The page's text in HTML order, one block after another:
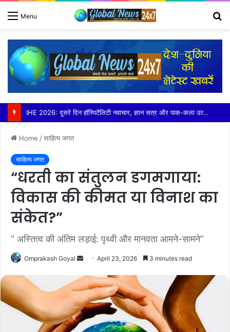
Menu
IHE 2026: दूसरे दिन हॉस्पिटैलिटी नवाचार, ज्ञान सत्र और पाक-कला उत्कृष्टता रही आकर्षण का केंद्र
Home /साहित्य जगत
साहित्य जगत
“धरती का संतुलन डगमगाया:
विकास की कीमत या विनाश का
संकेत?”
“ अस्तित्व की अंतिम लड़ाई: पृथ्वी और मानवता आमने-सामने”
Omprakash Goyal
Send
email
April 23, 2026 3 minutes read